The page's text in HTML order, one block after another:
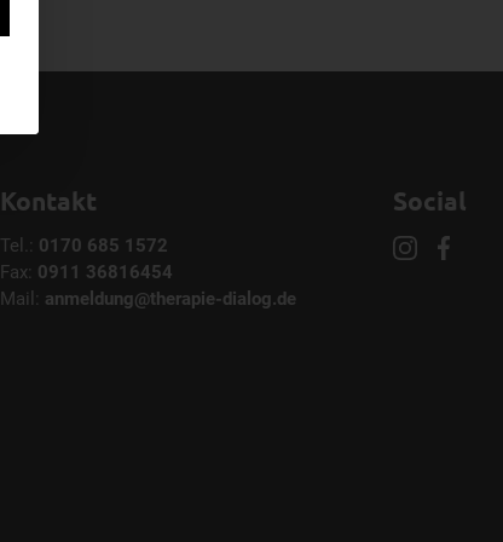
Kontakt
Tel.: 0170 685 1572
Fax: 0911 36816454
Mail: anmeldung@therapie-dialog.de
Social